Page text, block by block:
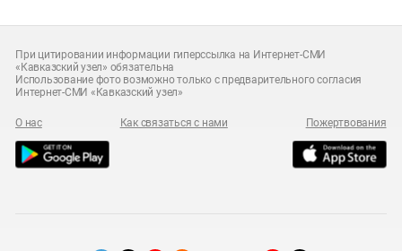
При цитировании информации гиперссылка на Интернет-СМИ
«Кавказский узел» обязательна
Использование фото возможно только с предварительного согласия
Интернет-СМИ «Кавказский узел»
О нас Как связаться с нами Пожертвования